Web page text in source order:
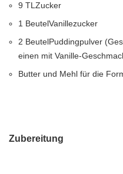
9 TLZucker
1 BeutelVanillezucker
2 BeutelPuddingpulver
einen mit Vanille-
Butter und Mehl für die
Zubereitung